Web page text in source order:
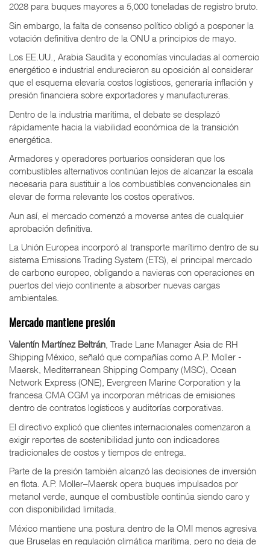
2028 para buques mayores a 5,000 toneladas de registro bruto.
Sin embargo, la falta de consenso político obligó a posponer la
votación definitiva dentro de la ONU a principios de mayo.
Los EE.UU., Arabia Saudita y economías vinculadas al comercio
energético e industrial endurecieron su oposición al considerar
que el esquema elevaría costos logísticos, generaría inflación y
presión financiera sobre exportadores y manufactureras.
Dentro de la industria marítima, el debate se desplazó
rápidamente hacia la viabilidad económica de la transición
energética.
Armadores y operadores portuarios consideran que los
combustibles alternativos continúan lejos de alcanzar la escala
necesaria para sustituir a los combustibles convencionales sin
elevar de forma relevante los costos operativos.
Aun así, el mercado comenzó a moverse antes de cualquier
aprobación definitiva.
La Unión Europea incorporó al transporte marítimo dentro de su
sistema Emissions Trading System (ETS), el principal mercado
de carbono europeo, obligando a navieras con operaciones en
puertos del viejo continente a absorber nuevas cargas
ambientales.
Mercado mantiene presión
Valentín Martínez Beltrán , Trade Lane Manager Asia de RH
Shipping México, señaló que compañías como A.P. Moller -
Maersk, Mediterranean Shipping Company (MSC), Ocean
Network Express (ONE), Evergreen Marine Corporation y la
francesa CMA CGM ya incorporan métricas de emisiones
dentro de contratos logísticos y auditorías corporativas.
El directivo explicó que clientes internacionales comenzaron a
exigir reportes de sostenibilidad junto con indicadores
tradicionales de costos y tiempos de entrega.
Parte de la presión también alcanzó las decisiones de inversión
en flota. A.P. Moller–Maersk opera buques impulsados por
metanol verde, aunque el combustible continúa siendo caro y
con disponibilidad limitada.
México mantiene una postura dentro de la OMI menos agresiva
que Bruselas en regulación climática marítima, pero no deja de